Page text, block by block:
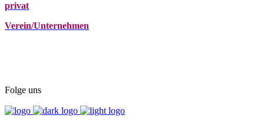
privat
Verein/Unternehmen
Folge uns